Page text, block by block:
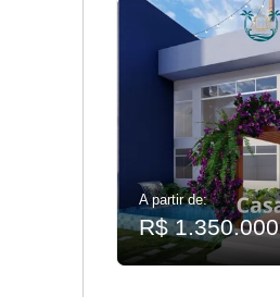
A partir de:
R$ 1.350.000